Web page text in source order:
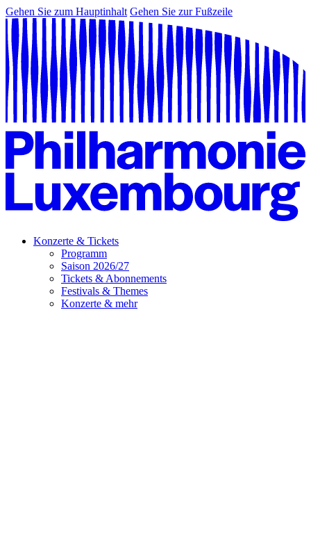
Gehen Sie zum Hauptinhalt Gehen Sie zur Fußzeile
Konzerte & Tickets
Programm
Saison 2026/27
Tickets & Abonnements
Festivals & Themes
Konzerte & mehr